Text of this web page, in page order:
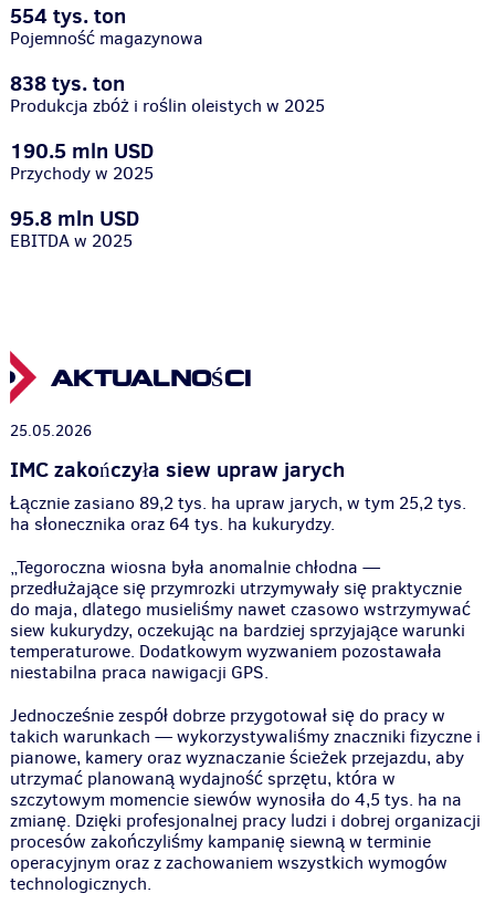
554 tys. ton
Pojemność magazynowa
838 tys. ton
Produkcja zbóż i roślin oleistych w 2025
190.5 mln USD
Przychody w 2025
95.8 mln USD
EBITDA w 2025
AKTUALNOŚCI
25.05.2026
IMC zakończyła siew upraw jarych
Łącznie zasiano 89,2 tys. ha upraw jarych, w tym 25,2 tys.
ha słonecznika oraz 64 tys. ha kukurydzy.
„Tegoroczna wiosna była anomalnie chłodna —
przedłużające się przymrozki utrzymywały się praktycznie
do maja, dlatego musieliśmy nawet czasowo wstrzymywać
siew kukurydzy, oczekując na bardziej sprzyjające warunki
temperaturowe. Dodatkowym wyzwaniem pozostawała
niestabilna praca nawigacji GPS.
Jednocześnie zespół dobrze przygotował się do pracy w
takich warunkach — wykorzystywaliśmy znaczniki fizyczne i
pianowe, kamery oraz wyznaczanie ścieżek przejazdu, aby
utrzymać planowaną wydajność sprzętu, która w
szczytowym momencie siewów wynosiła do 4,5 tys. ha na
zmianę. Dzięki profesjonalnej pracy ludzi i dobrej organizacji
procesów zakończyliśmy kampanię siewną w terminie
operacyjnym oraz z zachowaniem wszystkich wymogów
technologicznych.